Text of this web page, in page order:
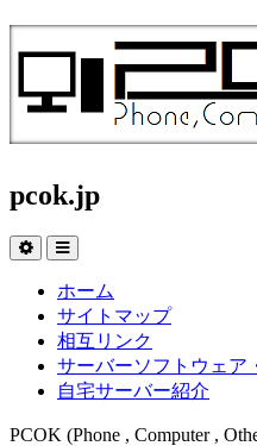
pcok.jp
ホーム
サイトマップ
相互リンク
サーバーソフトウェア
自宅サーバー紹介
PCOK (Phone , Computer ,